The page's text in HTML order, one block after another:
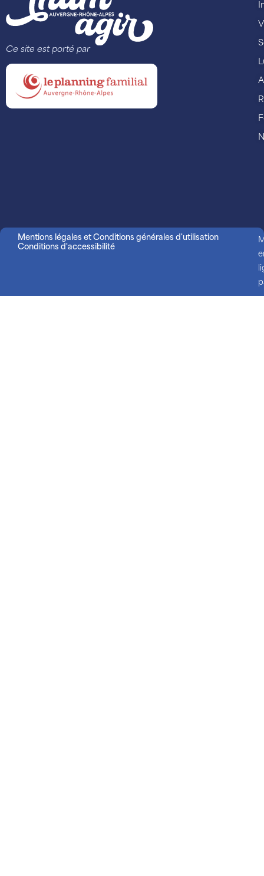
Ce site est porté par
Mentions légales et Conditions générales d'utilisation
Conditions d'accessibilité